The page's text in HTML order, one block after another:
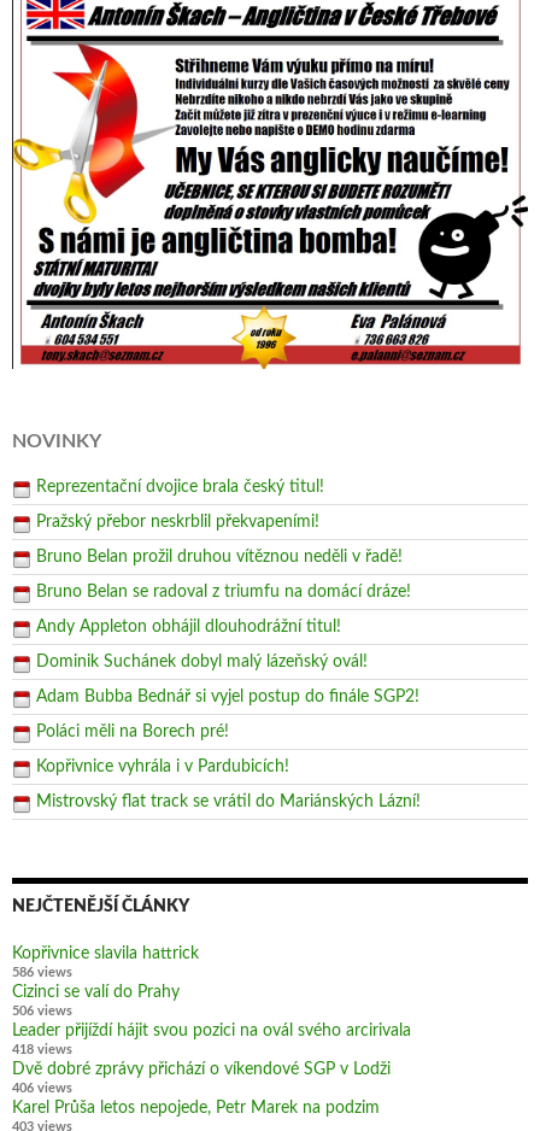
NOVINKY
Reprezentační dvojice brala český titul!
Pražský přebor neskrblil překvapeními!
Bruno Belan prožil druhou vítěznou neděli v řadě!
Bruno Belan se radoval z triumfu na domácí dráze!
Andy Appleton obhájil dlouhodrážní titul!
Dominik Suchánek dobyl malý lázeňský ovál!
Adam Bubba Bednář si vyjel postup do finále SGP2!
Poláci měli na Borech pré!
Kopřivnice vyhrála i v Pardubicích!
Mistrovský flat track se vrátil do Mariánských Lázní!
NEJČTENĚJŠÍ ČLÁNKY
Kopřivnice slavila hattrick
586 views
Cizinci se valí do Prahy
506 views
Leader přijíždí hájit svou pozici na ovál svého arcirivala
418 views
Dvě dobré zprávy přichází o víkendové SGP v Lodži
406 views
Karel Průša letos nepojede, Petr Marek na podzim
403 views